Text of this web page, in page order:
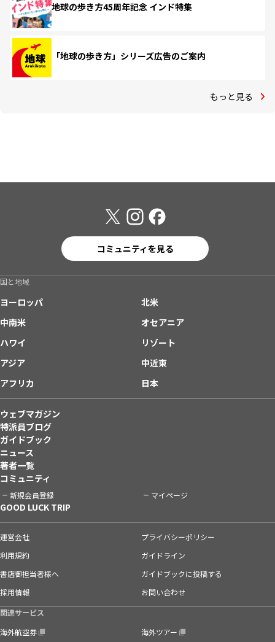
地球の歩き方45周年記念 インド特集
「地球の歩き方」シリーズ広告のご案内
もっと見る
コミュニティを見る
国と地域
ヨーロッパ
北米
中南米
オセアニア
ハワイ
リゾート
アジア
中近東
アフリカ
日本
ウェブマガジン
特派員ブログ
ガイドブック
ニュース
著者一覧
コミュニティ
新規会員登録 マイページ
GOOD LUCK TRIP
運営会社
プライバシーポリシー
利用規約
ガイドライン
書店御担当者様へ
ガイドブックに投稿する
採用情報
お問い合わせ
関連サービス
海外航空券
海外ツアー